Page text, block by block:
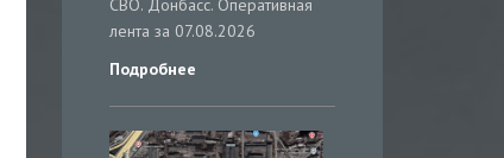
лента за 07.08.2026
Подробнее